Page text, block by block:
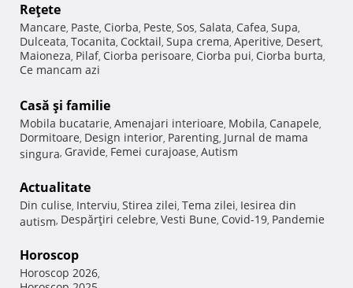
Reţete
Mancare, Paste, Ciorba, Peste, Sos, Salata, Cafea, Supa,
Dulceata, Tocanita, Cocktail, Supa crema, Aperitive, Desert,
Maioneza, Pilaf, Ciorba perisoare, Ciorba pui, Ciorba burta,
Ce mancam azi
Casă şi familie
Mobila bucatarie, Amenajari interioare, Mobila, Canapele,
Dormitoare, Design interior, Parenting, Jurnal de mama
singura, Gravide, Femei curajoase, Autism
Actualitate
Din culise, Interviu, Stirea zilei, Tema zilei, Iesirea din
autism, Despărţiri celebre, Vesti Bune, Covid-19, Pandemie
Horoscop
Horoscop 2026,